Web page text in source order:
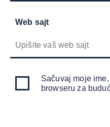
Web sajt
Sačuvaj moje
browseru za